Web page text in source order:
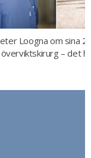
Loogna om sina
överviktskirurg – det